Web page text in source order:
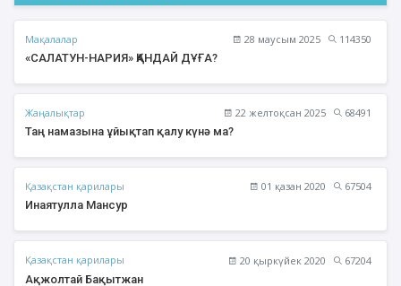
Мақалалар 28 маусым 2025
114350
«САЛАТУН-НАРИЯ» ҚАНДАЙ ДҰҒА?
Жаңалықтар 22 желтоқсан 2025
68491
Таң намазына ұйықтап қалу күнә ма?
Қазақстан қарилары 01 қазан 2020
67504
Инаятулла Мансур
Қазақстан қарилары 20 қыркүйек 2020
67204
Ақжолтай Бақытжан